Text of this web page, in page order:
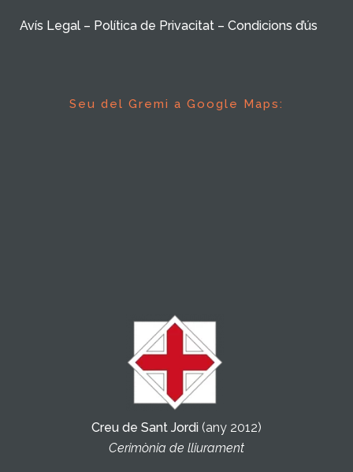
Avís Legal – Política de Privacitat – Condicions d’ús
Seu del Gremi a Google Maps:
Creu de Sant Jordi (any 2012)
Cerimònia de lliurament